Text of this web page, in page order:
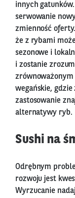
innych
serwowanie
zmienność
że z rybami
sezonowe i
i zostanie
zrównoważonym
wegańskie,
zastosowanie
alternatywy ryb.
Sushi na
Odrębnym
rozwoju jest
Wyrzucanie